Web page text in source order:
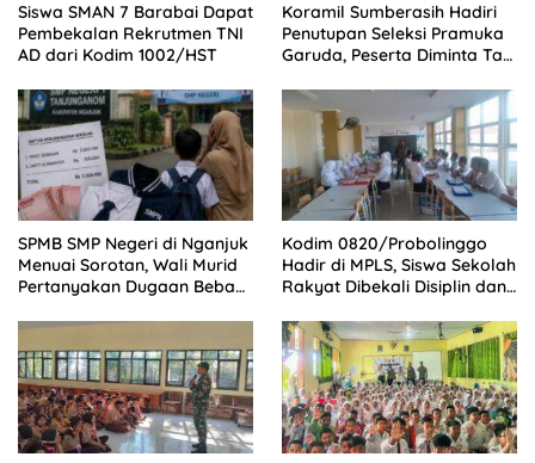
Siswa SMAN 7 Barabai Dapat
Pembekalan Rekrutmen TNI
AD dari Kodim 1002/HST
Koramil Sumberasih Hadiri
Penutupan Seleksi Pramuka
Garuda, Peserta Diminta Tak
SPMB SMP Negeri di Nganjuk
Menuai Sorotan, Wali Murid
Pertanyakan Dugaan Beban
Pengawasan Dinas
Pendidikan
Kodim 0820/Probolinggo
Hadir di MPLS, Siswa Sekolah
Rakyat Dibekali Disiplin dan